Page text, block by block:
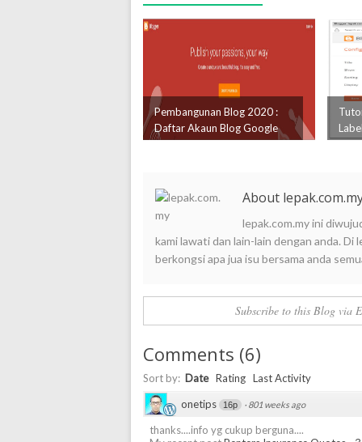
Pembangunan Blog 2020 :
Daftar Akaun Blog Google
About
lepak.com.my ini
kami lawati dan lain-lain dengan anda. Di
berkongsi apa jua isu bersama anda
Subscribe to this Blog via
Comments (6)
Sort by: Date Rating Last Activity
onetips
16p · 801 weeks ago
thanks....info yg cukup berguna....